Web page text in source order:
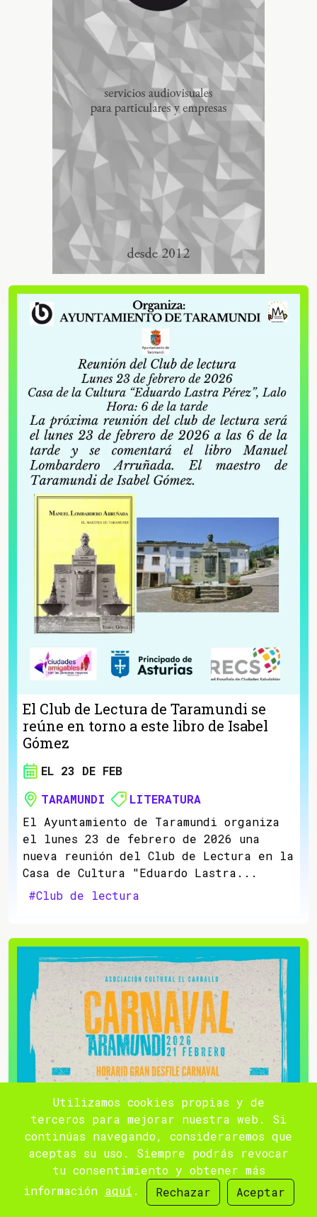
El Club de Lectura de Taramundi se
reúne en torno a este libro de Isabel
Gómez
EL 23 DE FEB
TARAMUNDI
LITERATURA
El Ayuntamiento de Taramundi organiza
el lunes 23 de febrero de 2026 una
nueva reunión del Club de Lectura en la
Casa de Cultura "Eduardo Lastra...
#Club de lectura
Utilizamos cookies propias y de
terceros para mejorar nuestra web. Si
continúas navegando, consideraremos que
aceptas su uso. Siempre podrás revocar
tu consentimiento y obtener más
información aquí . Rechazar Aceptar